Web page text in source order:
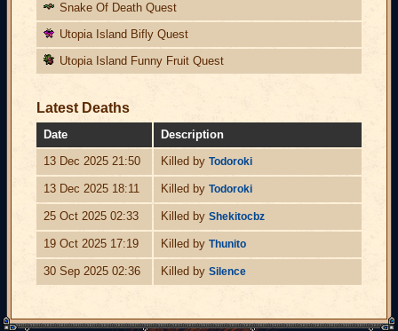
Snake Of Death Quest
Utopia Island Bifly Quest
Utopia Island Funny Fruit Quest
Latest Deaths
Date
Description
13 Dec 2025 21:50
Killed by Todoroki
13 Dec 2025 18:11 Killed by Todoroki
25 Oct 2025 02:33 Killed by Shekitocbz
19 Oct 2025 17:19 Killed by Thunito
30 Sep 2025 02:36 Killed by Silence